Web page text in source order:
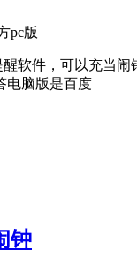
pc版
软件，可以充当
电脑版是百度
钟